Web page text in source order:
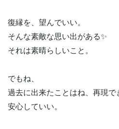
復縁を、望んでいい。
そんな素敵な思い出がある✨
それは素晴らしいこと。
でもね、
過去に出来たことはね、再現で
安心していい。